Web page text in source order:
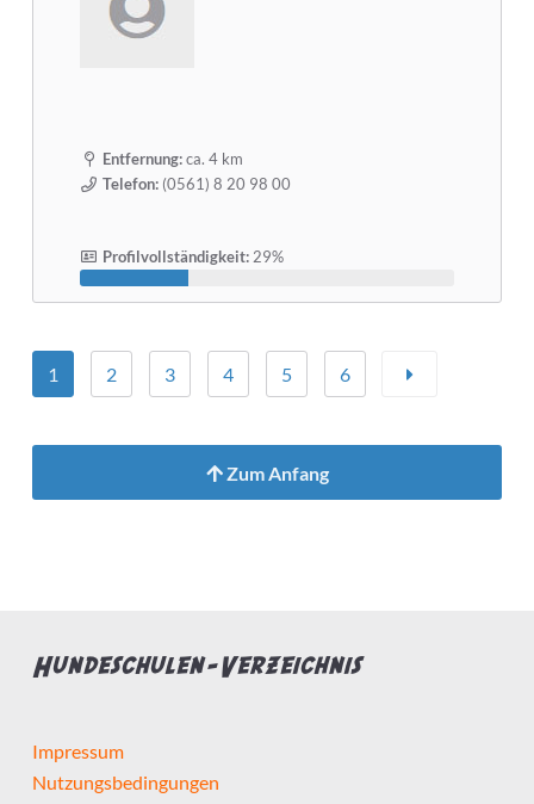
Entfernung:ca. 4 km
Telefon:(0561) 8 20 98 00
Profilvollständigkeit:29%
1 2 3 4 5 6
Zum Anfang
Hundeschulen-Verzeichnis
Impressum
Nutzungsbedingungen